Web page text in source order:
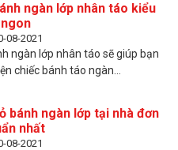
ngàn lớp nhân táo kiểu
08-2021
ngàn lớp nhân táo sẽ giúp bạn
chiếc bánh táo ngàn...
bánh ngàn lớp tại nhà đơn
nhất
08-2021